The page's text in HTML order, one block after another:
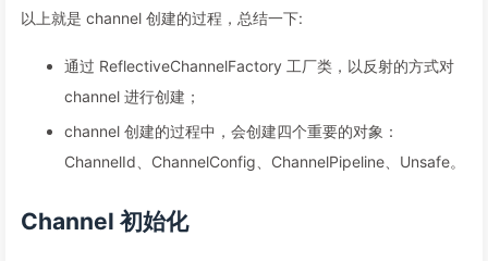
以上就是 channel 创建的过程，总结一下:
通过 ReflectiveChannelFactory 工厂类，以反射的方式对
channel 进行创建；
channel 创建的过程中，会创建四个重要的对象：
ChannelId、ChannelConfig、ChannelPipeline、Unsafe。
Channel 初始化